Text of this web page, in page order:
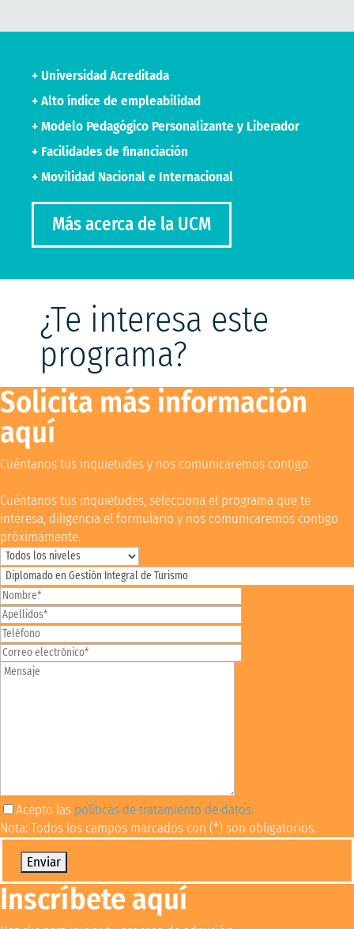
+ Universidad Acreditada
+ Alto índice de empleabilidad
+ Modelo Pedagógico Personalizante y Liberador
+ Facilidades de financiación
+ Movilidad Nacional e Internacional
Más acerca de la UCM
¿Te interesa este
programa?
Solicita más información
aquí
Cuéntanos tus inquietudes y nos comunicaremos contigo.
Cuéntanos tus inquietudes, selecciona el programa que te
interesa, diligencia el formulario y nos comunicaremos contigo
próximamente.
Acepto las políticas de tratamiento de datos.
Nota: Todos los campos marcados con (*) son obligatorios.
Inscríbete aquí